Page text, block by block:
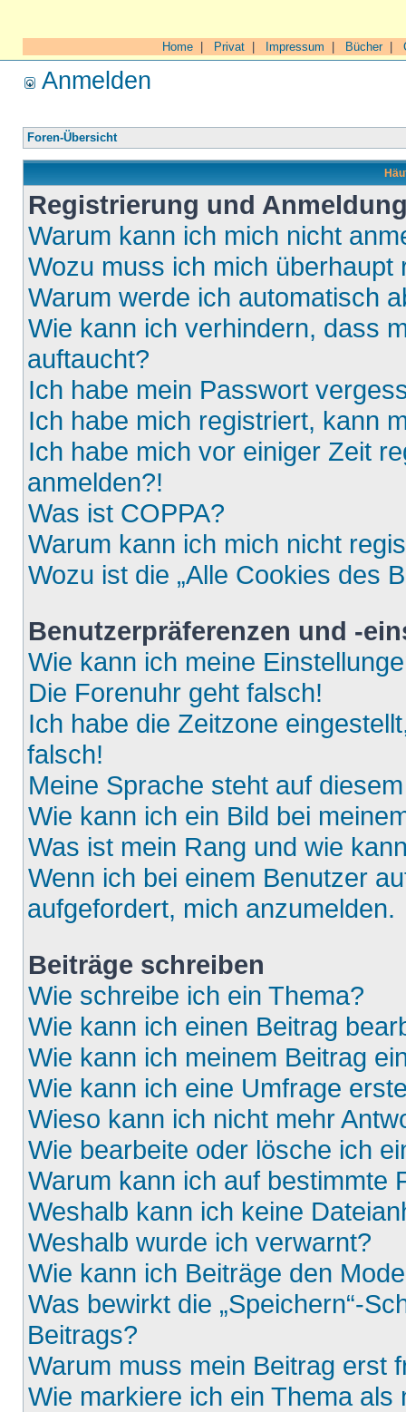
Home Privat Impressum Bücher|
Anmelden
Foren-Übersicht
Registrierung und
Warum kann ich mich nicht
Wozu muss ich mich überhaupt
Warum werde ich automatisch
Wie kann ich verhindern, dass
auftaucht?
Ich habe mein Passwort
Ich habe mich registriert, kann
Ich habe mich vor einiger Zeit
anmelden?!
Was ist COPPA?
Warum kann ich mich nicht
Wozu ist die „Alle Cookies des
Benutzerpräferenzen und -
Wie kann ich meine
Die Forenuhr geht falsch!
Ich habe die Zeitzone
falsch!
Meine Sprache steht auf
Wie kann ich ein Bild bei
Was ist mein Rang und wie
Wenn ich bei einem Benutzer
aufgefordert, mich anzumelden.
Beiträge schreiben
Wie schreibe ich ein Thema?
Wie kann ich einen Beitrag
Wie kann ich meinem Beitrag
Wie kann ich eine Umfrage
Wieso kann ich nicht mehr
Wie bearbeite oder lösche ich
Warum kann ich auf bestimmte
Weshalb kann ich keine
Weshalb wurde ich verwarnt?
Wie kann ich Beiträge den
Was bewirkt die „Speichern“-
Beitrags?
Warum muss mein Beitrag erst
Wie markiere ich ein Thema als